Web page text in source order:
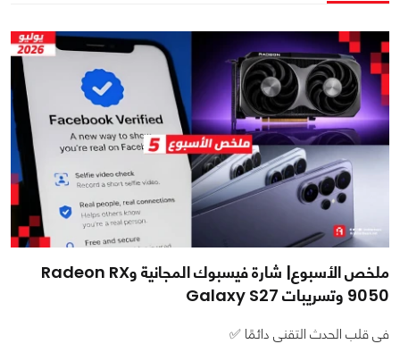
ملخص الأسبوع| شارة فيسبوك المجانية وRadeon RX
9050 وتسريبات Galaxy S27
في قلب الحدث التقني دائمًا ✅